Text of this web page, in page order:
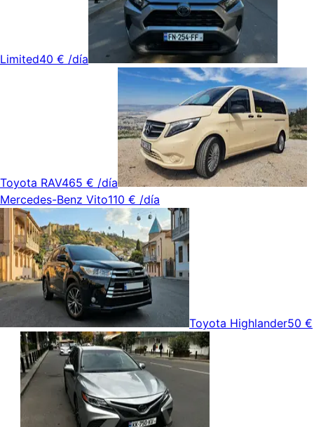
Limited40 € /día
Toyota RAV465 € /día
Mercedes-Benz Vito110 € /día
Toyota Highlander50 €